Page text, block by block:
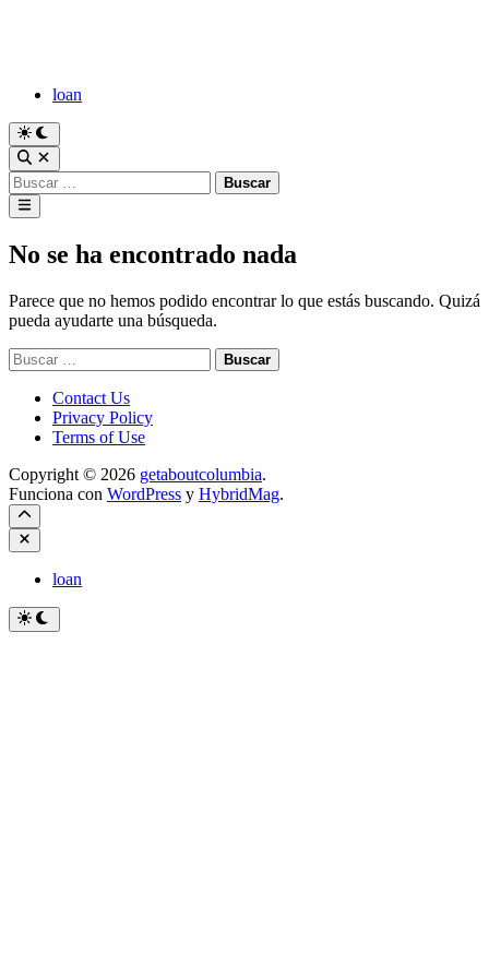
loan
Cambiar
a
modo
oscuro
Abrir
búsqueda
Buscar:
Menú
principal
No se ha encontrado nada
Parece que no hemos podido encontrar lo que estás buscando. Quizá
pueda ayudarte una búsqueda.
Buscar:
Contact Us
Privacy Policy
Terms of Use
Copyright © 2026 getaboutcolumbia.
Funciona con WordPress y HybridMag.
Cerrar
loan
Cambiar
a